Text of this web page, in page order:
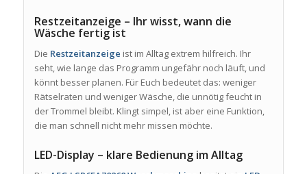
Restzeitanzeige – Ihr wisst, wann die
Wäsche fertig ist
Die Restzeitanzeige ist im Alltag extrem hilfreich. Ihr
seht, wie lange das Programm ungefähr noch läuft, und
könnt besser planen. Für Euch bedeutet das: weniger
Rätselraten und weniger Wäsche, die unnötig feucht in
der Trommel bleibt. Klingt simpel, ist aber eine Funktion,
die man schnell nicht mehr missen möchte.
LED-Display – klare Bedienung im Alltag